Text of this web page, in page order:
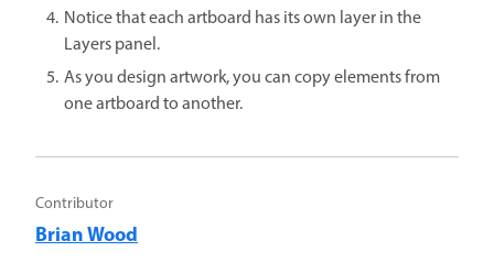
Notice that each artboard has its own layer in the
Layers panel.
As you design artwork, you can copy elements from
one artboard to another.
Contributor
Brian Wood